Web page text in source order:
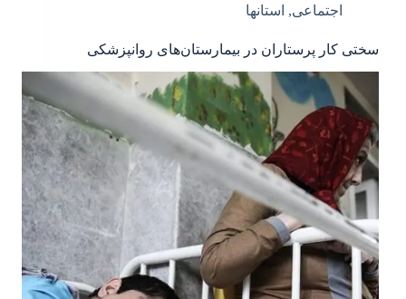
اجتماعی, استانها
سختی کار پرستاران در بیمارستان‌های روانپزشکی